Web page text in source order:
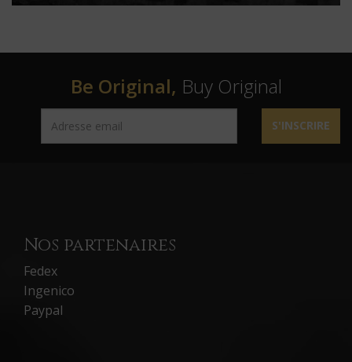
Be Original, Buy Original
S'INSCRIRE
Nos partenaires
Fedex
Ingenico
Paypal